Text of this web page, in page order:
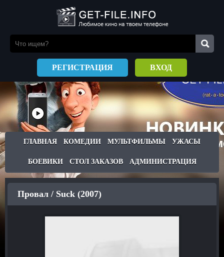
РЕГИСТРАЦИЯ ВХОД
ГЛАВНАЯ КОМЕДИИ МУЛЬТФИЛЬМЫ УЖАСЫ
БОЕВИКИ СТОЛ ЗАКАЗОВ АДМИНИСТРАЦИЯ
Провал / Suck (2007)